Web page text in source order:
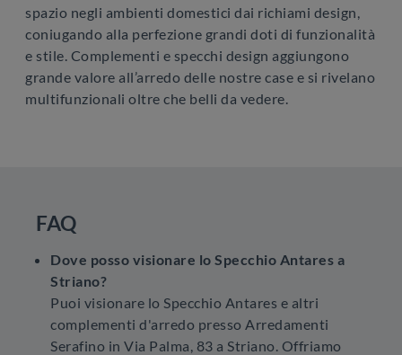
spazio negli ambienti domestici dai richiami design,
coniugando alla perfezione grandi doti di funzionalità
e stile. Complementi e specchi design aggiungono
grande valore all’arredo delle nostre case e si rivelano
multifunzionali oltre che belli da vedere.
FAQ
Dove posso visionare lo Specchio Antares a
Striano?
Puoi visionare lo Specchio Antares e altri
complementi d'arredo presso Arredamenti
Serafino in Via Palma, 83 a Striano. Offriamo